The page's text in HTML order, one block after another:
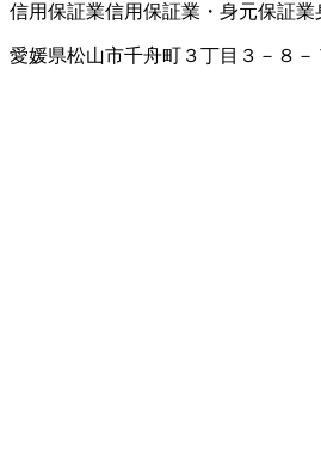
信用保証業信用保証業・身元保証業
愛媛県松山市千舟町３丁目３－８－